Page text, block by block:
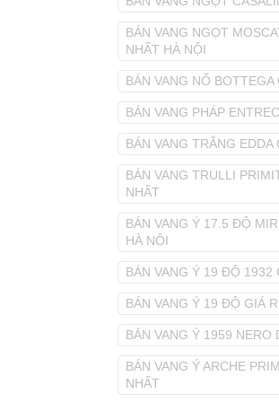
BÁN VANG NGỌT
NHẤT HÀ NỘI
BÁN VANG NỔ
BÁN VANG PHÁP
BÁN VANG TRẮNG EDDA
BÁN VANG TRULLI
NHẤT
BÁN VANG Ý 17.5 ĐỘ
HÀ NỘI
BÁN VANG Ý 19 ĐỘ 1932
BÁN VANG Ý 19 ĐỘ GIÁ
BÁN VANG Ý 1959 NERO
BÁN VANG Ý ARCHE
NHẤT